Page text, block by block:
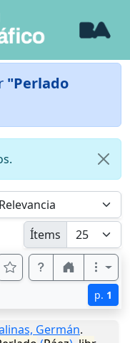
"Perlado
Ítems
p. 1
Germán.